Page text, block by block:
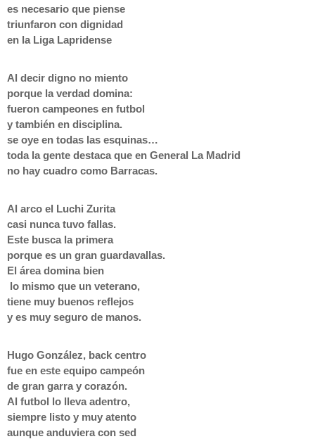
es necesario que piense
triunfaron con dignidad
en la Liga Lapridense
Al decir digno no miento
porque la verdad domina:
fueron campeones en futbol
y también en disciplina.
se oye en todas las esquinas…
toda la gente destaca que en General La Madrid
no hay cuadro como Barracas.
Al arco el Luchi Zurita
casi nunca tuvo fallas.
Este busca la primera
porque es un gran guardavallas.
El área domina bien
lo mismo que un veterano,
tiene muy buenos reflejos
y es muy seguro de manos.
Hugo González, back centro
fue en este equipo campeón
de gran garra y corazón.
Al futbol lo lleva adentro,
siempre listo y muy atento
aunque anduviera con sed